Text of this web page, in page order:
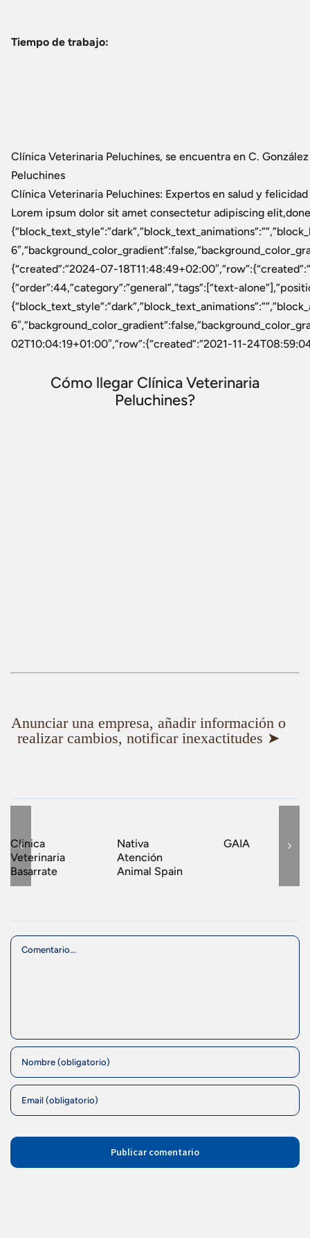
Tiempo de trabajo:
Clínica Veterinaria Peluchines, se encuentra en C.
Peluchines
Clínica Veterinaria Peluchines: Expertos en salud y
Lorem ipsum dolor sit amet consectetur adipiscing
{“created”:”2024-07-
{“order”:44,”category”:”general”,”tags”:[“text-
02T10:04:19+01:00″,”row”:{“created”:”2021-11-
Cómo llegar Clínica Veterinaria
Peluchines?
Anunciar una empresa, añadir información o
realizar cambios, notificar inexactitudes ➤
Clinica
Veterinaria
Basarrate
Nativa
Atención
Animal Spain
GAIA
Comment